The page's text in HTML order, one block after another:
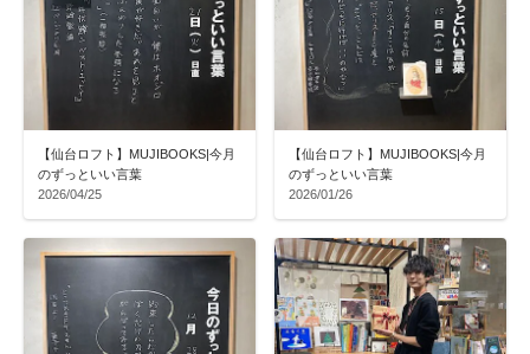
【仙台ロフト】MUJIBOOKS|今月
のずっといい言葉
2026/04/25
【仙台ロフト】MUJIBOOKS|今月
のずっといい言葉
2026/01/26